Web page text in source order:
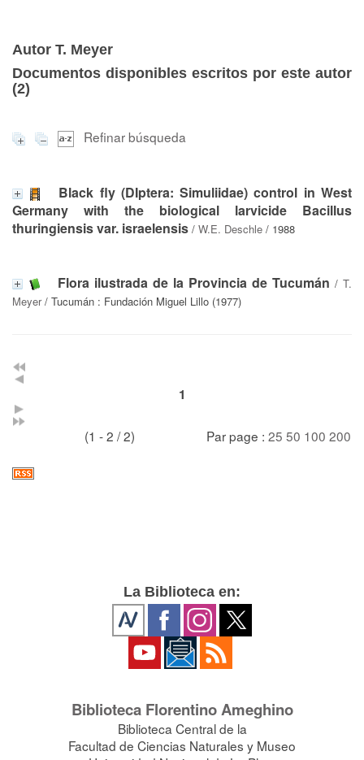
Autor T. Meyer
Documentos disponibles escritos por este autor
(2)
Refinar búsqueda
Black fly (DIptera: Simuliidae) control in West
Germany with the biological larvicide Bacillus
thuringiensis var. israelensis / W.E. Deschle / 1988
Flora ilustrada de la Provincia de Tucumán / T.
Meyer/ Tucumán : Fundación Miguel Lillo (1977)
1
(1 - 2 / 2) Par page : 25 50 100 200
La Biblioteca en:
Biblioteca Florentino Ameghino
Biblioteca Central de la
Facultad de Ciencias Naturales y Museo